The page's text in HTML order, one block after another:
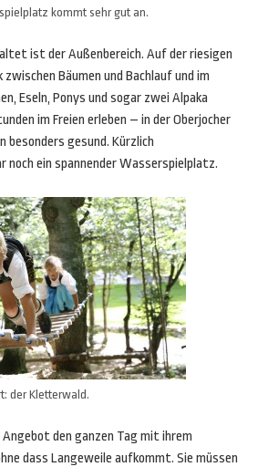
kommt sehr gut an.
ist der Außenbereich. Auf der riesigen
Bäumen und Bachlauf und im
Eseln, Ponys und sogar zwei Alpaka
im Freien erleben – in der Oberjocher
gesund. Kürzlich
noch ein spannender Wasserspielplatz.
der Kletterwald.
den ganzen Tag mit ihrem
dass Langeweile aufkommt. Sie müssen